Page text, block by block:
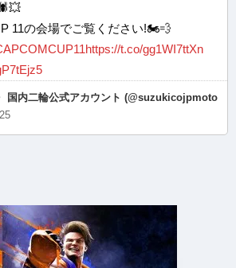
11の会場でご覧ください!🏍️💨
https://t.co/gg1WI7ttXn